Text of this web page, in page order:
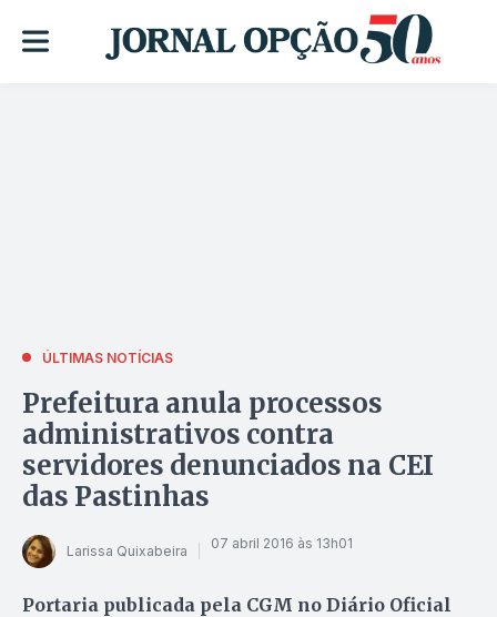
ÚLTIMAS NOTÍCIAS
Prefeitura anula processos
administrativos contra
servidores denunciados na CEI
das Pastinhas
Larissa Quixabeira 07 abril 2016 às 13h01
Portaria publicada pela CGM no Diário Oficial